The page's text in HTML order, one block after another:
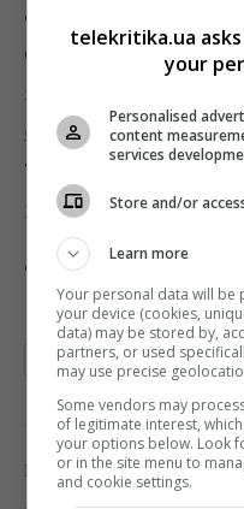
енергетиками є
Ситуацію засудила
гендиректор якої
спроби доведення
Тоді як «Медіа Група
відключеннях назвала
Фото: pixabay
АНАЛОГ ЦИФРА
Поділитись:
telekritika.ua
your
Personalised
content
services
Store and/or
Learn more
Your personal data will
your device (cookies,
data) may be stored by,
partners, or used
may use precise
Some vendors may
of legitimate interest,
your options below. Look
or in the site menu to
and cookie settings.